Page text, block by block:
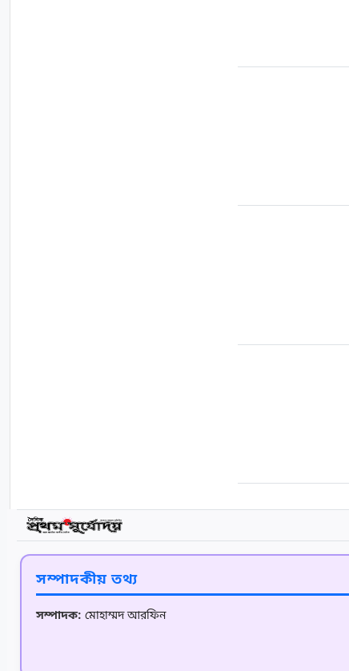
সম্পাদকীয় তথ্য
সম্পাদক: মোহাম্মদ আরফিন